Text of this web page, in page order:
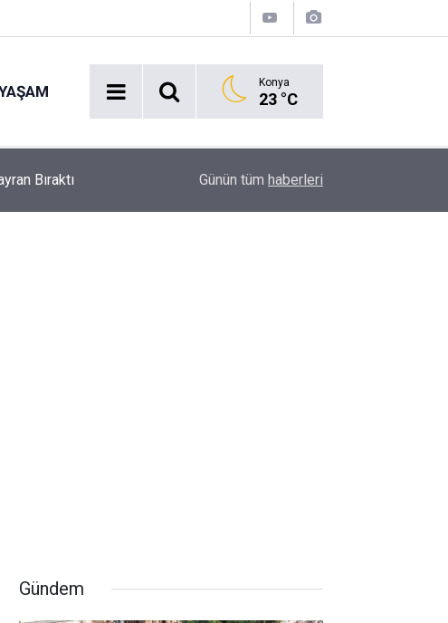
Konya
23 °C
Geri Sayım!
Günün tüm haberleri
Gündem